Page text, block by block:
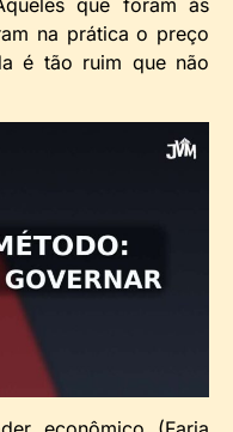
na prática o preço
é tão ruim que não